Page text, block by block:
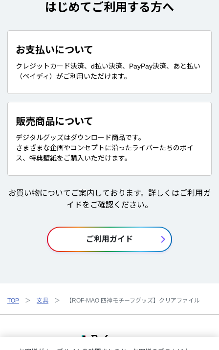
はじめてご利用する方へ
お支払いについて
クレジットカード決済、d払い決済、PayPay決済、あと払い
（ペイディ）がご利用いただけます。
販売商品について
デジタルグッズはダウンロード商品です。
さまざまな企画やコンセプトに沿ったライバーたちのボイ
ス、特典壁紙をご購入いただけます。
お買い物についてご案内しております。詳しくはご利用ガ
イドをご確認ください。
ご利用ガイド
TOP 文具 【ROF-MAO 四神モチーフグッズ】クリアファイル